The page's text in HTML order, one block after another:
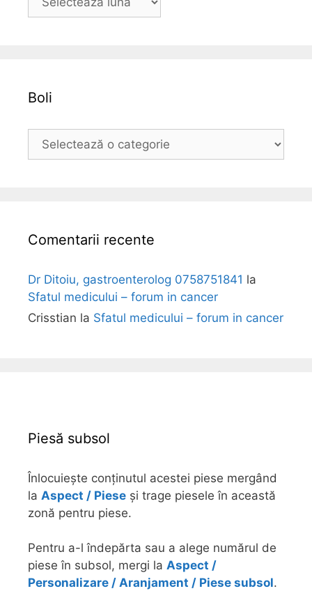
Boli
Comentarii recente
Dr Ditoiu, gastroenterolog 0758751841 la
Sfatul medicului – forum in cancer
Crisstian la Sfatul medicului – forum in cancer
Piesă subsol
Înlocuiește conținutul acestei piese mergând
la Aspect / Piese și trage piesele în această
zonă pentru piese.
Pentru a-l îndepărta sau a alege numărul de
piese în subsol, mergi la Aspect /
Personalizare / Aranjament / Piese subsol.